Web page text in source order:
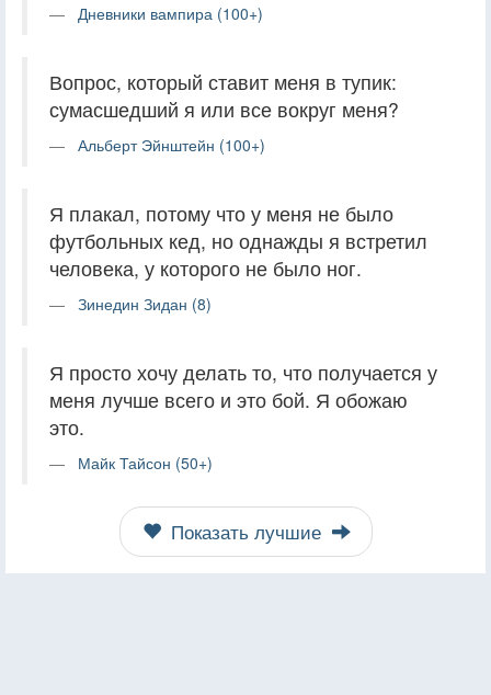
Дневники вампира (100+)
Вопрос, который ставит меня в тупик:
сумасшедший я или все вокруг меня?
Альберт Эйнштейн (100+)
Я плакал, потому что у меня не было
футбольных кед, но однажды я встретил
человека, у которого не было ног.
Зинедин Зидан (8)
Я просто хочу делать то, что получается у
меня лучше всего и это бой. Я обожаю
это.
Майк Тайсон (50+)
Показать лучшие